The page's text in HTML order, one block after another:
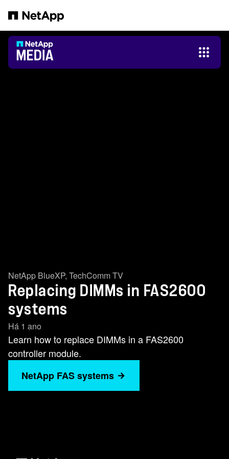
NetApp BlueXP, TechComm TV
Replacing DIMMs in FAS2600
systems
Há 1 ano
Learn how to replace DIMMs in a FAS2600
controller module.
NetApp FAS systems